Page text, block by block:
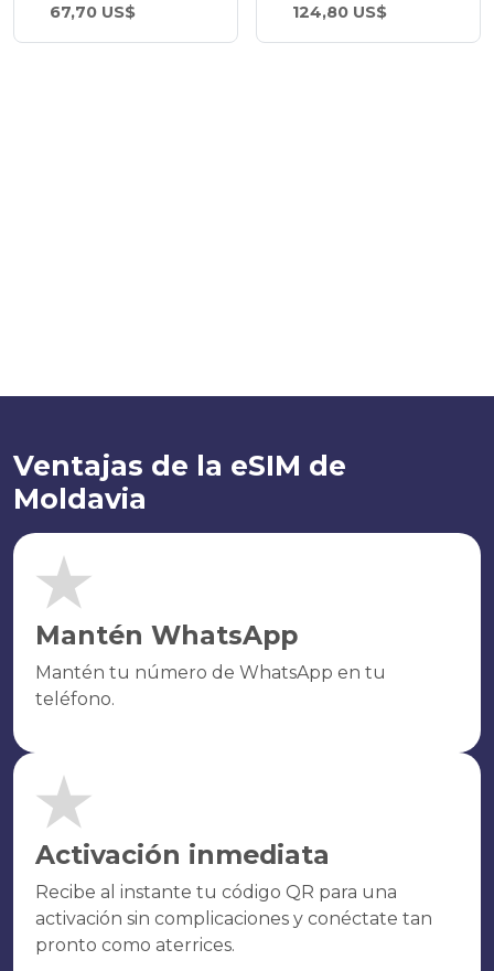
67,70 US$
124,80 US$
Ventajas de la eSIM de
Moldavia
Mantén WhatsApp
Mantén tu número de WhatsApp en tu
teléfono.
Activación inmediata
Recibe al instante tu código QR para una
activación sin complicaciones y conéctate tan
pronto como aterrices.